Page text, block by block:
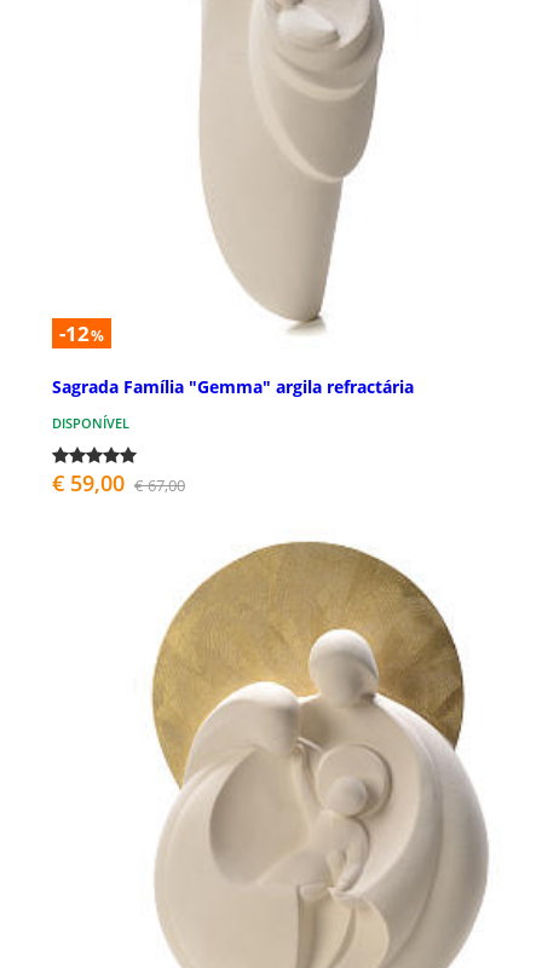
-12%
Sagrada Família "Gemma" argila refractária
DISPONÍVEL
€ 59,00 € 67,00